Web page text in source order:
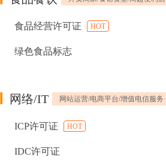
食品经营许可证 HOT
绿色食品标志
网络/IT 网站运营/电商平台/增值电信服务
ICP许可证 HOT
IDC许可证